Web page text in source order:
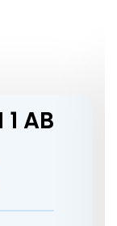
1 AB